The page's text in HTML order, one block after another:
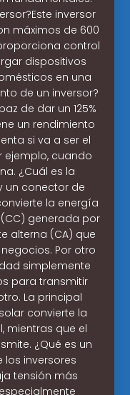
inversor
máximos de 600
control
dispositivos
en una
de un inversor?
de dar un 125%
un rendimiento
si va a ser el
ejemplo, cuando
¿Cuál es la
un conector de
la energía
generada por
alterna (CA) que
Por otro
simplemente
para transmitir
La principal
convierte la
mientras que el
¿Qué es un
los inversores
tensión más